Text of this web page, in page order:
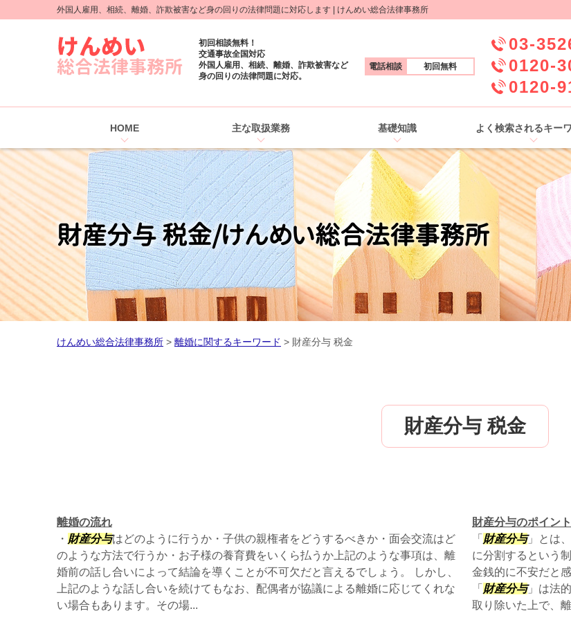
外国人雇用、相続、離婚、詐欺被害など身の回りの法律問題に対応します | けんめい総合法律事務所
初回相談無料！
交通事故全国対応
外国人雇用、相続、離婚、詐欺被害など
身の回りの法律問題に対応。
電話相談 初回無料
03-
0120-
0120-
HOME 主な取扱業務 基礎知識 よく検索されるキー
財産分与 税金/けんめい総合法律事務所
けんめい総合法律事務所 > 離婚に関するキーワード > 財産分与 税金
財産分与 税金
離婚の流れ
・ 財産分与はどのように行うか・子供の親権者をどうするべきか・面会交流はど
のような方法で行うか・お子様の養育費をいくら払うか上記のような事項は、離
婚前の話し合いによって結論を導くことが不可欠だと言えるでしょう。 しかし、
上記のような話し合いを続けてもなお、配偶者が協議による離婚に応じてくれな
い場合もあります。その場...
財産分与のポイント
「 財産分与」とは
に分割するという
金銭的に不安だと
「 財産分与」は法
取り除いた上で、